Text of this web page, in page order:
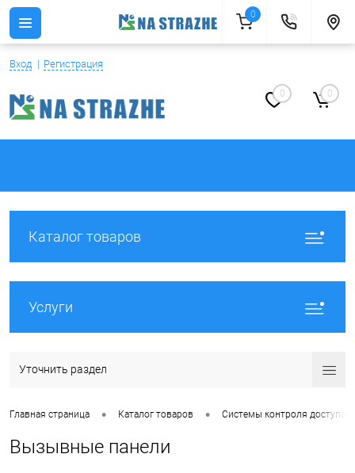
Вход Регистрация
0 0
Каталог товаров
Услуги
Уточнить раздел
Главная страница • Каталог товаров • Системы контроля доступа
Вызывные панели
0